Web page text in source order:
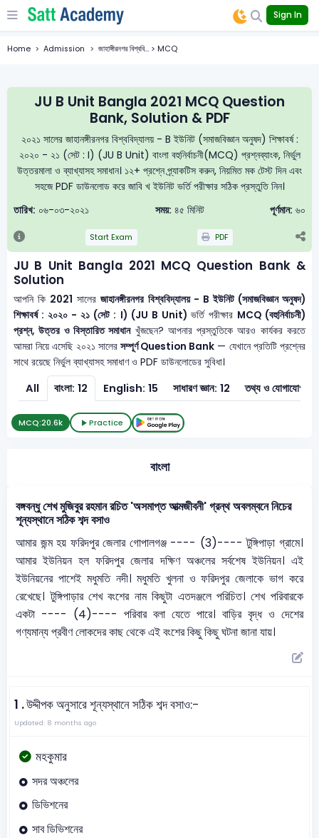
Sign In
Home Admission জাহাঙ্গীরনগর বিশ্ববি... > MCQ
JU B Unit Bangla 2021 MCQ Question
Bank, Solution & PDF
২০২১ সালের জাহানঙ্গীরনগর বিশ্ববিদ্যালয় - B ইউনিট (সমাজবিজ্ঞান অনুষদ) শিক্ষাবর্ষ :
২০২০ - ২১ (সেট : I) (JU B Unit) বাংলা বহুনির্বাচনী(MCQ) প্রশ্নব্যাংক, নির্ভুল
উত্তরমালা ও ব্যাখ্যাসহ সমাধান। ১২+ প্রশ্নে প্র্যাকটিস করুন, নিয়মিত মক টেস্ট দিন এবং
সহজে PDF ডাউনলোড করে জাবি খ ইউনিট ভর্তি পরীক্ষার সঠিক প্রস্তুতি নিন।
তারিখ: ০৬-০৩-২০২১ সময়: ৪৫ মিনিট পূর্ণমান: ৬০
Start Exam PDF
JU B Unit Bangla 2021 MCQ Question Bank &
Solution
আপনি কি 2021 সালেরজাহানঙ্গীরনগর বিশ্ববিদ্যালয় - B ইউনিট (সমাজবিজ্ঞান অনুষদ)
শিক্ষাবর্ষ : ২০২০ - ২১ (সেট : I) (JU B Unit) ভর্তি পরীক্ষার MCQ (বহুনির্বাচনী)
প্রশ্ন, উত্তর ও বিস্তারিত সমাধানখুঁজছেন? আপনার প্রস্তুতিকে আরও কার্যকর করতে
আমরা নিয়ে এসেছি ২০২১ সালের সম্পূর্ণ Question Bank — যেখানে প্রতিটি প্রশ্নের
সাথে রয়েছে নির্ভুল ব্যাখ্যাসহ সমাধাণ ও PDF ডাউনলোডের সুবিধা।
All বাংলা: 12 English: 15 সাধারণ জ্ঞান: 12 তথ্য ও যোগাযোগ
MCQ:20.6k Practice
বাংলা
বঙ্গবন্ধু শেখ মুজিবুর রহমান রচিত 'অসমাপ্ত আত্মজীবনী' গ্রন্থ অবলম্বনে নিচের
শূন্যস্থানে সঠিক শব্দ বসাও
আমার জন্ম হয় ফরিদপুর জেলার গোপালগঞ্জ ---- (3)---- টুঙ্গিপাড়া গ্রামে।
আমার ইউনিয়ন হল ফরিদপুর জেলার দক্ষিণ অঞ্চলের সর্বশেষ ইউনিয়ন। এই
ইউনিয়নের পাশেই মধুমতি নদী। মধুমতি খুলনা ও ফরিদপুর জেলাকে ভাগ করে
রেখেছে। টুঙ্গিপাড়ার শেখ বংশের নাম কিছুটা এতদঞ্জলে পরিচিত। শেখ পরিবারকে
একটা ---- (4)---- পরিবার বলা যেতে পারে। বাড়ির বৃদ্ধ ও দেশের
গণ্যমান্য প্রবীণ লোকদের কাছ থেকে এই বংশের কিছু কিছু ঘটনা জানা যায়।
1 .উদ্দীপক অনুসারে শূন্যস্থানে সঠিক শব্দ বসাও:-
Updated: 8 months ago
মহকুমার
সদর অঞ্চলের
ডিভিশনের
সাব ডিভিশনের